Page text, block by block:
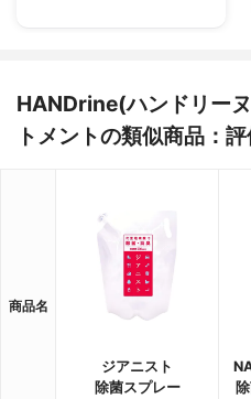
HANDrine(ハンドリー
トメントの類似商品：
商品名
ジアニスト
除菌スプレー